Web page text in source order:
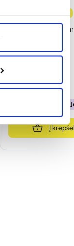
DELIA lūpų
1,49 € 2,99 €
% PAPILDOMA
Į